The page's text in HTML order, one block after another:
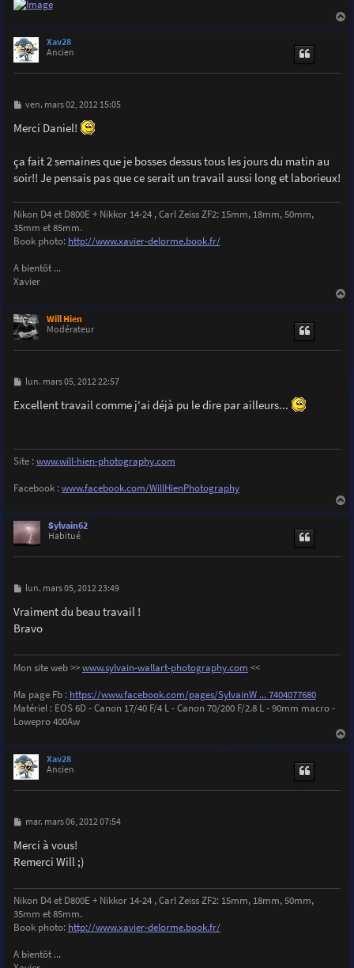
Xav28
Ancien
M
s
s
e
ven. mars 02, 2012 15:05
Merci Daniel!
ça fait 2 semaines que je bosses dessus tous les jours du matin au
soir!! Je pensais pas que ce serait un travail aussi long et laborieux!
Nikon D4 et D800E + Nikkor 14-24 , Carl Zeiss ZF2: 15mm, 18mm, 50mm,
35mm et 85mm.
Book photo: http://www.xavier-delorme.book.fr/
A bientôt ...
Xavier
Will Hien
Modérateur
M
s
s
lun. mars 05, 2012 22:57
Excellent travail comme j'ai déjà pu le dire par ailleurs...
Site :www.will-hien-photography.com
Facebook :www.facebook.com/WillHienPhotography
Sylvain62
Habitué
M
s
s
a
lun. mars 05, 2012 23:49
Vraiment du beau travail !
Bravo
Mon site web >>www.sylvain-wallart-photography.com <<
Ma page Fb : https://www.facebook.com/pages/SylvainW ... 7404077680
Matériel : EOS 6D - Canon 17/40 F/4 L - Canon 70/200 F/2.8 L - 90mm macro -
Lowepro 400Aw
Xav28
Ancien
M
s
s
a
mar. mars 06, 2012 07:54
Merci à vous!
Remerci Will ;)
Nikon D4 et D800E + Nikkor 14-24 , Carl Zeiss ZF2: 15mm, 18mm, 50mm,
35mm et 85mm.
Book photo: http://www.xavier-delorme.book.fr/
A bientôt ...